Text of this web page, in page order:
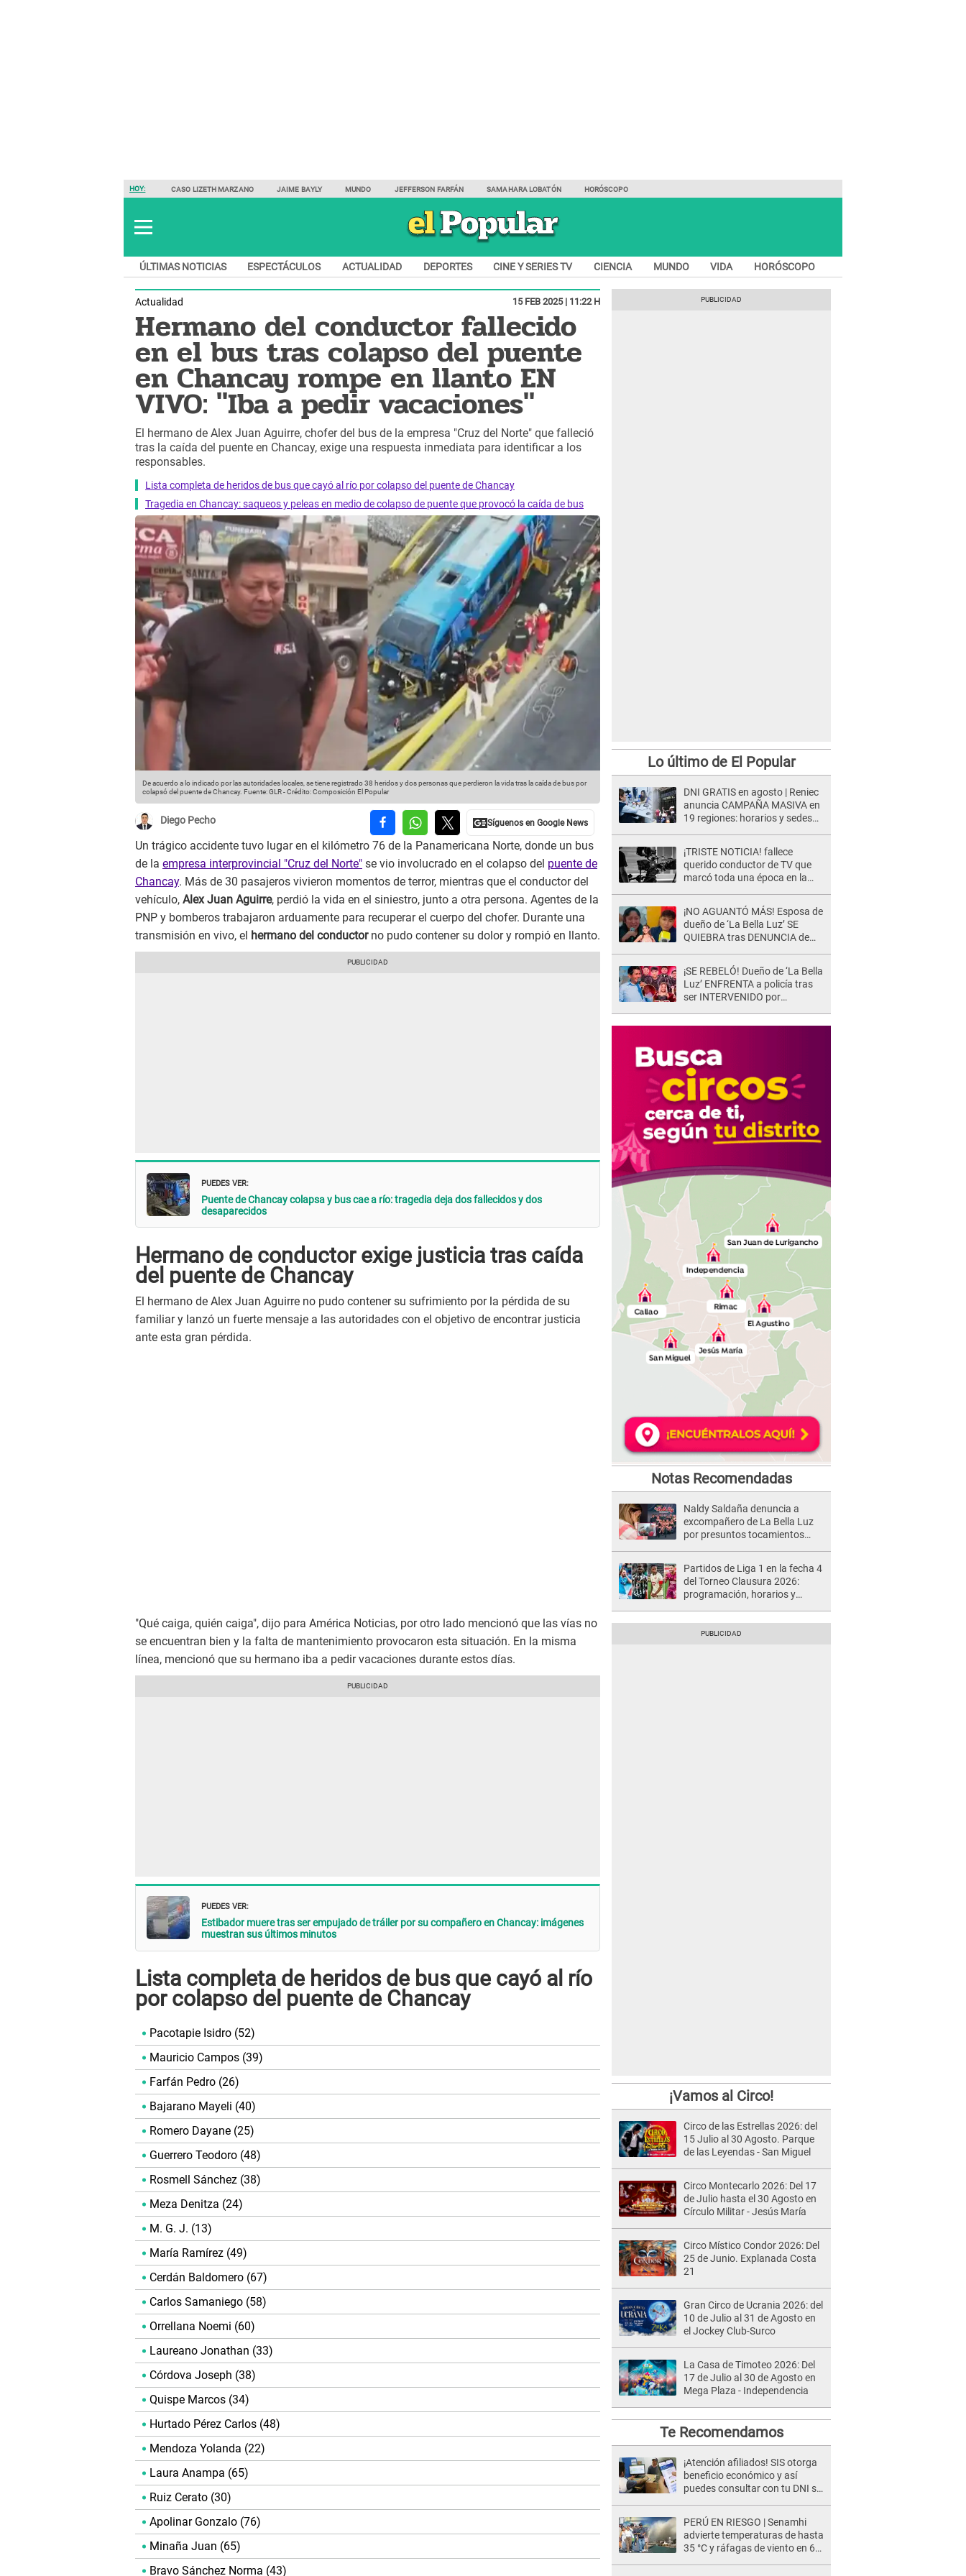
HOY: CASO LIZETH MARZANO JAIME BAYLY MUNDO JEFFERSON FARFÁN SAMAHARA LOBATÓN HORÓSCOPO
ÚLTIMAS NOTICIAS ESPECTÁCULOS ACTUALIDAD DEPORTES CINE Y SERIES TV CIENCIA MUNDO VIDA HORÓSCOPO
Actualidad 15 FEB 2025 | 11:22 H
Hermano del conductor fallecido
en el bus tras colapso del puente
en Chancay rompe en llanto EN
VIVO: "Iba a pedir vacaciones"
El hermano de Alex Juan Aguirre, chofer del bus de la empresa "Cruz del Norte" que falleció
tras la caída del puente en Chancay, exige una respuesta inmediata para identificar a los
responsables.
Lista completa de heridos de bus que cayó al río por colapso del puente de Chancay
Tragedia en Chancay: saqueos y peleas en medio de colapso de puente que provocó la caída de bus
De acuerdo a lo indicado por las autoridades locales, se tiene registrado 38 heridos y dos personas que perdieron la vida tras la caída de bus por
colapsó del puente de Chancay. Fuente: GLR-Crédito: Composición El Popular
Diego Pecho
Un trágico accidente tuvo lugar en el kilómetro 76 de la Panamericana Norte, donde un bus
de la empresa interprovincial "Cruz del Norte" se vio involucrado en el colapso del puente de
Chancay. Más de 30 pasajeros vivieron momentos de terror, mientras que el conductor del
vehículo, Alex Juan Aguirre, perdió la vida en el siniestro, junto a otra persona. Agentes de la
PNP y bomberos trabajaron arduamente para recuperar el cuerpo del chofer. Durante una
transmisión en vivo, el hermano del conductorno pudo contener su dolor y rompió en llanto.
PUEDES VER:
Puente de Chancay colapsa y bus cae a río: tragedia deja dos fallecidos y dos
desaparecidos
Hermano de conductor exige justicia tras caída
del puente de Chancay
El hermano de Alex Juan Aguirre no pudo contener su sufrimiento por la pérdida de su
familiar y lanzó un fuerte mensaje a las autoridades con el objetivo de encontrar justicia
ante esta gran pérdida.
"Qué caiga, quién caiga", dijo para América Noticias, por otro lado mencionó que las vías no
se encuentran bien y la falta de mantenimiento provocaron esta situación. En la misma
línea, mencionó que su hermano iba a pedir vacaciones durante estos días.
PUEDES VER:
Estibador muere tras ser empujado de tráiler por su compañero en Chancay: imágenes
muestran sus últimos minutos
Lista completa de heridos de bus que cayó al río
por colapso del puente de Chancay
Pacotapie Isidro (52)
Mauricio Campos (39)
Farfán Pedro (26)
Bajarano Mayeli (40)
Romero Dayane (25)
Guerrero Teodoro (48)
Rosmell Sánchez (38)
Meza Denitza (24)
M. G. J. (13)
María Ramírez (49)
Cerdán Baldomero (67)
Carlos Samaniego (58)
Orrellana Noemi (60)
Laureano Jonathan (33)
Córdova Joseph (38)
Quispe Marcos (34)
Hurtado Pérez Carlos (48)
Mendoza Yolanda (22)
Laura Anampa (65)
Ruiz Cerato (30)
Apolinar Gonzalo (76)
Minaña Juan (65)
Bravo Sánchez Norma (43)
Lo último de El Popular
DNI GRATIS en agosto | Reniec
anuncia CAMPAÑA MASIVA en
19 regiones: horarios y sedes
¡TRISTE NOTICIA! fallece
querido conductor de TV que
marcó toda una época en la
repentino adiós
¡NO AGUANTÓ MÁS! Esposa de
dueño de ‘La Bella Luz’ SE
QUIEBRA tras DENUNCIA de
contra Claudia Salazar
¡SE REBELÓ! Dueño de ‘La Bella
Luz’ ENFRENTA a policía tras
ser INTERVENIDO por
Notas Recomendadas
Naldy Saldaña denuncia a
excompañero de La Bella Luz
por presuntos tocamientos
Partidos de Liga 1 en la fecha 4
del Torneo Clausura 2026:
programación, horarios y
¡Vamos al Circo!
Circo de las Estrellas 2026: del
15 Julio al 30 Agosto. Parque
de las Leyendas - San Miguel
Circo Montecarlo 2026: Del 17
de Julio hasta el 30 Agosto en
Círculo Militar - Jesús María
Circo Místico Condor 2026: Del
25 de Junio. Explanada Costa
21
Gran Circo de Ucrania 2026: del
10 de Julio al 31 de Agosto en
el Jockey Club-Surco
La Casa de Timoteo 2026: Del
17 de Julio al 30 de Agosto en
Mega Plaza - Independencia
Te Recomendamos
¡Atención afiliados! SIS otorga
beneficio económico y así
puedes consultar con tu DNI si
PERÚ EN RIESGO | Senamhi
advierte temperaturas de hasta
35 °C y ráfagas de viento en 6